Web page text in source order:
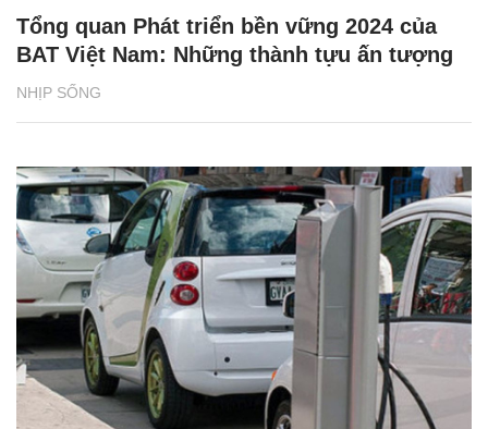
NHỊP SỐNG
Tổng quan Phát triển bền vững 2024 của
BAT Việt Nam: Những thành tựu ấn tượng